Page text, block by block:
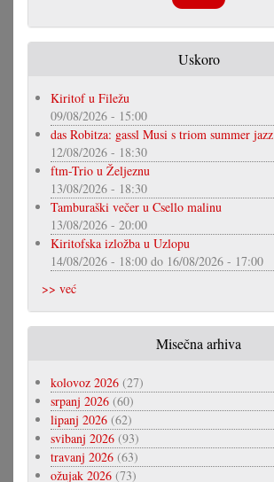
Uskoro
Kiritof u Filežu
09/08/2026 - 15:00
das Robitza: gassl Musi s triom summer jazz
12/08/2026 - 18:30
ftm-Trio u Željeznu
13/08/2026 - 18:30
Tamburaški večer u Csello malinu
13/08/2026 - 20:00
Kiritofska izložba u Uzlopu
14/08/2026 - 18:00 do 16/08/2026 - 17:00
>> već
Misečna arhiva
kolovoz 2026 (27)
srpanj 2026 (60)
lipanj 2026 (62)
svibanj 2026 (93)
travanj 2026 (63)
ožujak 2026 (73)